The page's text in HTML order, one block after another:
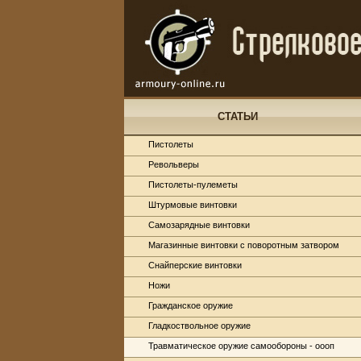
СТАТЬИ
Пистолеты
Револьверы
Пистолеты-пулеметы
Штурмовые винтовки
Самозарядные винтовки
Магазинные винтовки с поворотным затвором
Снайперские винтовки
Ножи
Гражданское оружие
Гладкоствольное оружие
Травматическое оружие самообороны - оооп